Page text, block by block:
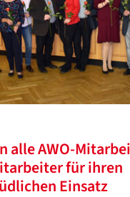
alle AWO-
für ihren
Einsatz